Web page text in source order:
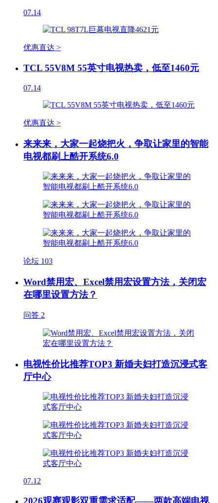
07.14
优惠直达 >
TCL 55V8M 55英寸电视热卖，低至1460元
07.14
优惠直达 >
来来来，大家一起烧把火，争取让家里的智能
电视都刷上酷开系统6.0
论坛 103
Word禁用宏、Excel禁用宏设置方法，关闭宏
在哪里设置方法？
问答 2
电视性价比推荐TOP3 新婚夫妇打造沉浸式客
厅中心
07.12
2026观赛观影双重需求适配——两款高端电视